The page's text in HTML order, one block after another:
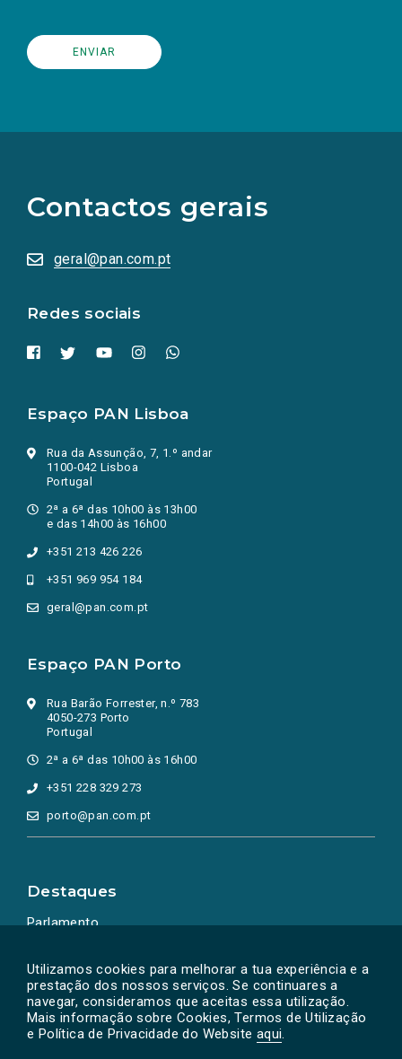
Utilizamos cookies para melhorar a tua experiência e a
prestação dos nossos serviços. Se continuares a
navegar, consideramos que aceitas essa utilização.
Mais informação sobre Cookies, Termos de Utilização
e Política de Privacidade do Website aqui.
Contactos gerais
geral@pan.com.pt
Redes sociais
redes
sociais
numa
nova
Espaço PAN Lisboa
Rua da Assunção, 7, 1.º andar
1100-042 Lisboa
Portugal
2ª a 6ª das 10h00 às 13h00
e das 14h00 às 16h00
+351 213 426 226
+351 969 954 184
geral@pan.com.pt
Espaço PAN Porto
Rua Barão Forrester, n.º 783
4050-273 Porto
Portugal
2ª a 6ª das 10h00 às 16h00
+351 228 329 273
porto@pan.com.pt
Destaques
Parlamento